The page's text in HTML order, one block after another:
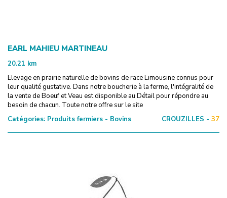
EARL MAHIEU MARTINEAU
20.21 km
Elevage en prairie naturelle de bovins de race Limousine connus pour
leur qualité gustative. Dans notre boucherie à la ferme, l'intégralité de
la vente de Boeuf et Veau est disponible au Détail pour répondre au
besoin de chacun. Toute notre offre sur le site
Catégories: Produits fermiers - Bovins CROUZILLES - 37